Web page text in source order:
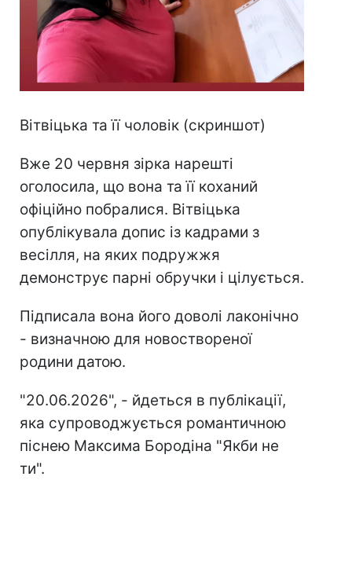
Вітвіцька та її чоловік (скриншот)
Вже 20 червня зірка нарешті
оголосила, що вона та її коханий
офіційно побралися. Вітвіцька
опублікувала допис із кадрами з
весілля, на яких подружжя
демонструє парні обручки і цілується.
Підписала вона його доволі лаконічно
- визначною для новоствореної
родини датою.
"20.06.2026", - йдеться в публікації,
яка супроводжується романтичною
піснею Максима Бородіна "Якби не
ти".